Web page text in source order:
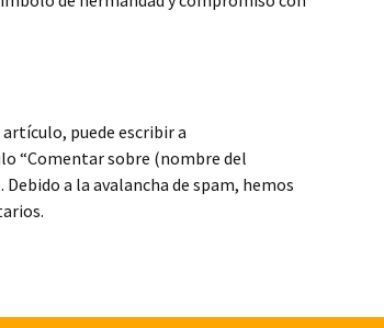
puede escribir a
“Comentar sobre (nombre del
a la avalancha de spam, hemos